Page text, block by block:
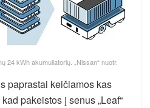
24 kWh akumuliatorių. „Nissan“ nuotr.
paprastai keičiamos kas
pakeistos į senus „Leaf“